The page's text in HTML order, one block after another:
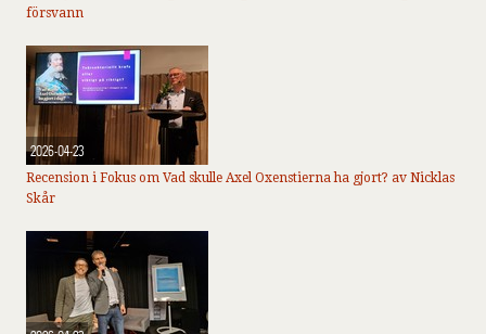
försvann
2026-04-23
Recension i Fokus om Vad skulle Axel Oxenstierna ha gjort? av Nicklas
Skår